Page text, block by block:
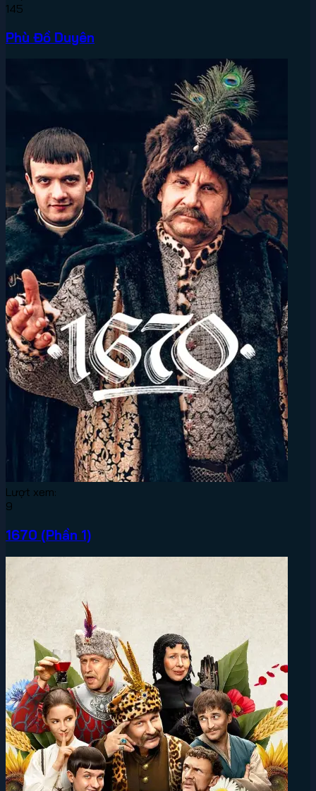
145
Phù Đồ Duyên
Lượt xem:
9
1670 (Phần 1)